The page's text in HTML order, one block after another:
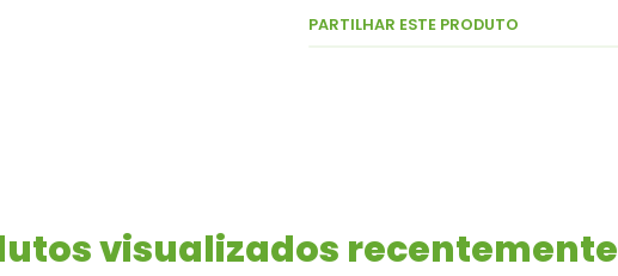
PARTILHAR ESTE PRODUTO
visualizados recentemente